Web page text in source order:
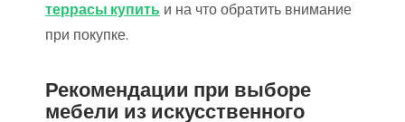
террасы купить и на что обратить внимание
при покупке.
Рекомендации при выборе
мебели из искусственного